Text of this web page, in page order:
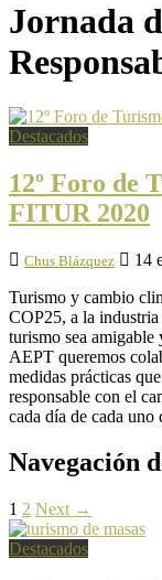
Jornada
Destacados
12º Foro de
FITUR 2020
Chus Blázquez
14
Turismo y cambio
COP25, a la
turismo sea
AEPT queremos
medidas prácticas
responsable con el
cada día de cada uno
Navegación
1 2 Next →
Destacados